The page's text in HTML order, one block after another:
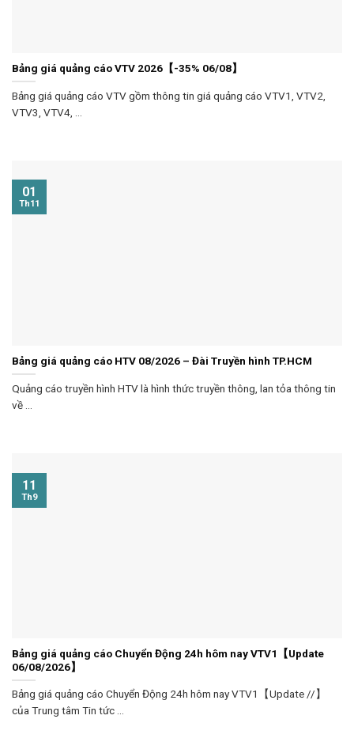
Bảng giá quảng cáo VTV 2026【-35% 06/08】
Bảng giá quảng cáo VTV gồm thông tin giá quảng cáo VTV1, VTV2,
VTV3, VTV4, ...
Bảng giá quảng cáo HTV 08/2026 – Đài Truyền hình TP.HCM
Quảng cáo truyền hình HTV là hình thức truyền thông, lan tỏa thông tin
về ...
01
Th11
Bảng giá quảng cáo Chuyển Động 24h hôm nay VTV1【Update
06/08/2026】
Bảng giá quảng cáo Chuyển Động 24h hôm nay VTV1【Update //】
của Trung tâm Tin tức ...
11
Th9